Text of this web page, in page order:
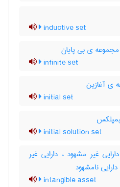
inductive set
ی بی پایان
infinite set
ی آغازین
initial set
initial solution set
غیر مشهود ، دارایی غیر
نامشهود
intangible asset